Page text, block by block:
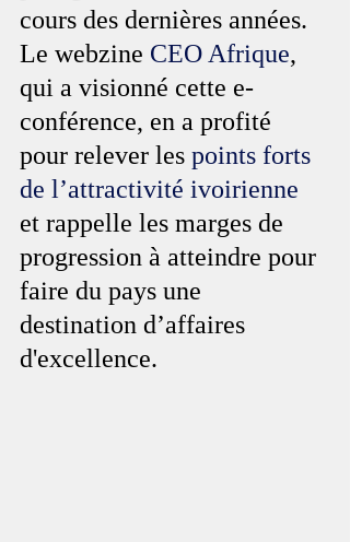
cours des dernières années.
Le webzine CEO Afrique,
qui a visionné cette e-
conférence, en a profité
pour relever les points forts
de l’attractivité ivoirienne
et rappelle les marges de
progression à atteindre pour
faire du pays une
destination d’affaires
d'excellence.